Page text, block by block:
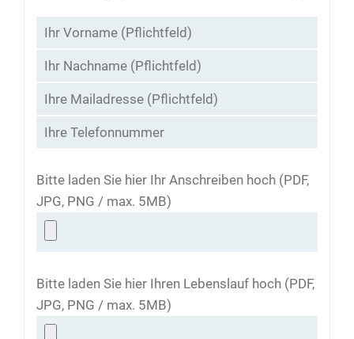
Bitte laden Sie hier Ihr Anschreiben hoch (PDF,
JPG, PNG / max. 5MB)
Bitte laden Sie hier Ihren Lebenslauf hoch (PDF,
JPG, PNG / max. 5MB)